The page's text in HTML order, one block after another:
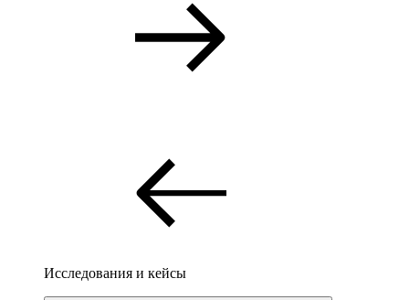
Исследования и кейсы